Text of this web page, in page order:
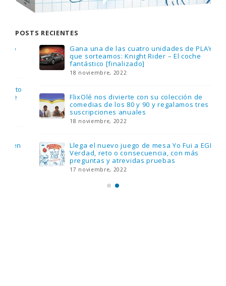
POSTS RECIENTES
Gana una de las cuatro unidades de PLAYMOBIL
que sorteamos: Knight Rider – El coche
fantástico [finalizado]
18 noviembre, 2022
FlixOlé nos divierte con su colección de
comedias de los 80 y 90 y regalamos tres
suscripciones anuales
18 noviembre, 2022
Llega el nuevo juego de mesa Yo Fui a EGB:
Verdad, reto o consecuencia, con más
preguntas y atrevidas pruebas
17 noviembre, 2022